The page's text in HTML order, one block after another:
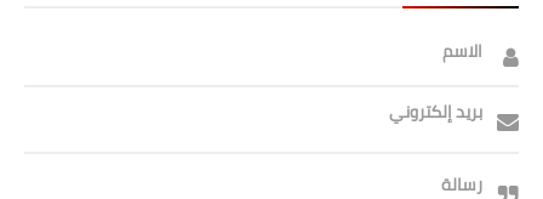
الاسم
بريد إلكتروني
رسالة